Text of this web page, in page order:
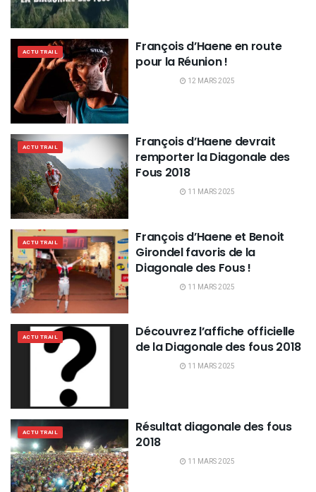
ACTU TRAIL
François d’Haene en route
pour la Réunion !
12 MARS 2025
ACTU TRAIL
François d’Haene devrait
remporter la Diagonale des
Fous 2018
11 MARS 2025
ACTU TRAIL
François d’Haene et Benoit
Girondel favoris de la
Diagonale des Fous !
11 MARS 2025
ACTU TRAIL
Découvrez l’affiche officielle
de la Diagonale des fous 2018
11 MARS 2025
ACTU TRAIL
Résultat diagonale des fous
2018
11 MARS 2025